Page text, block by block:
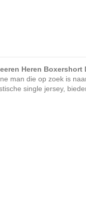
Heren Boxershort
man die op zoek is
single jersey,